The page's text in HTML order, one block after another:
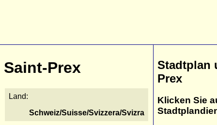
Saint-Prex
Land:
Schweiz/Suisse/Svizzera/Svizra
Stadtplan
Prex
Klicken Sie